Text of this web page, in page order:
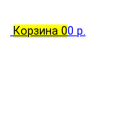
Корзина 00 р.